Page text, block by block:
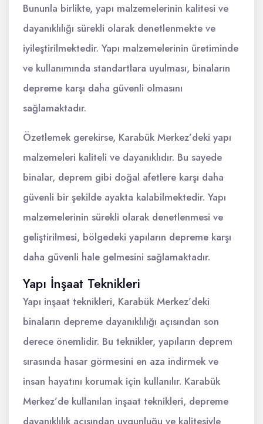
Bununla birlikte, yapı malzemelerinin kalitesi ve
dayanıklılığı sürekli olarak denetlenmekte ve
iyileştirilmektedir. Yapı malzemelerinin üretiminde
ve kullanımında standartlara uyulması, binaların
depreme karşı daha güvenli olmasını
sağlamaktadır.
Özetlemek gerekirse, Karabük Merkez’deki yapı
malzemeleri kaliteli ve dayanıklıdır. Bu sayede
binalar, deprem gibi doğal afetlere karşı daha
güvenli bir şekilde ayakta kalabilmektedir. Yapı
malzemelerinin sürekli olarak denetlenmesi ve
geliştirilmesi, bölgedeki yapıların depreme karşı
daha güvenli hale gelmesini sağlamaktadır.
Yapı İnşaat Teknikleri
Yapı inşaat teknikleri, Karabük Merkez’deki
binaların depreme dayanıklılığı açısından son
derece önemlidir. Bu teknikler, yapıların deprem
sırasında hasar görmesini en aza indirmek ve
insan hayatını korumak için kullanılır. Karabük
Merkez’de kullanılan inşaat teknikleri, depreme
dayanıklılık açısından uygunluğu ve kalitesiyle